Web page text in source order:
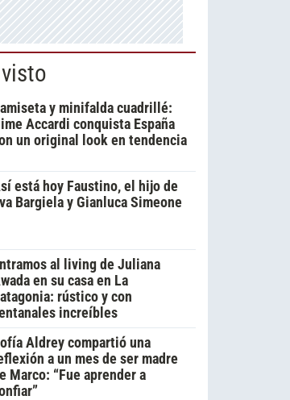
y minifalda cuadrillé:
Accardi conquista España
un original look en tendencia
está hoy Faustino, el hijo de
Bargiela y Gianluca Simeone
al living de Juliana
en su casa en La
rústico y con
increíbles
Aldrey compartió una
a un mes de ser madre
Marco: “Fue aprender a